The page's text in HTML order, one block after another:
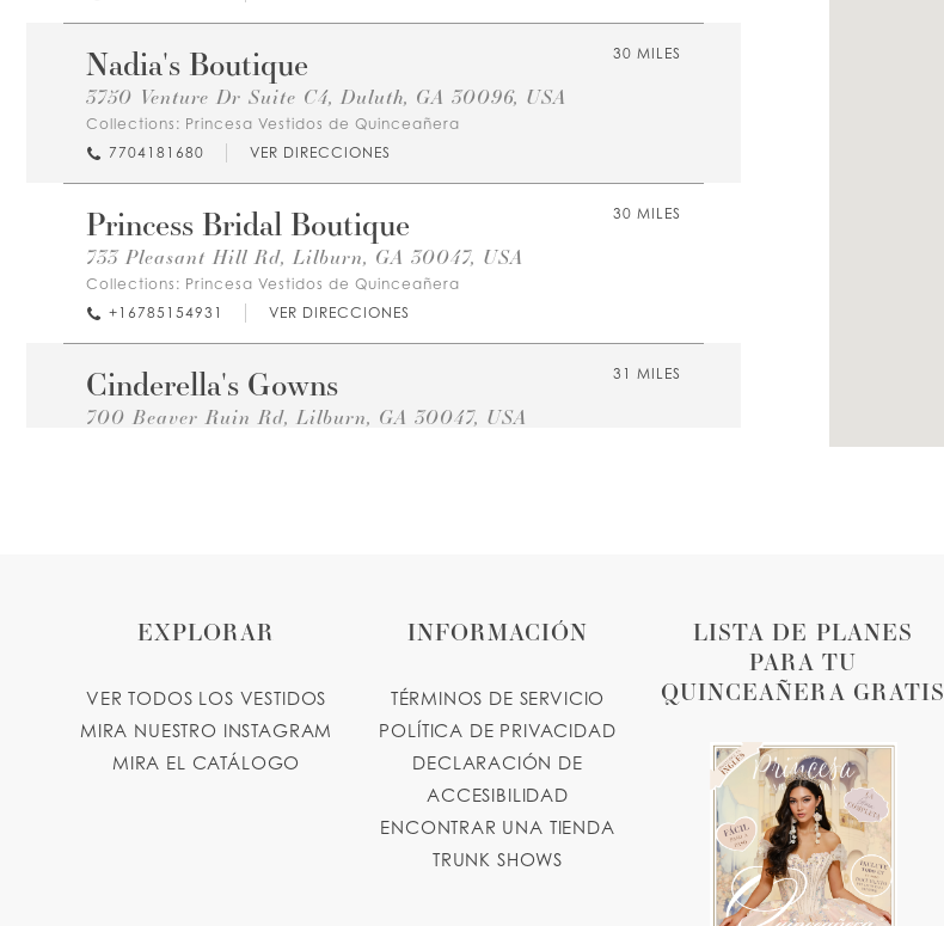
30 MILES
Nadia's Boutique
3750 Venture Dr Suite C4, Duluth, GA 30096, USA
Collections: Princesa Vestidos de Quinceañera
7704181680
VER DIRECCIONES
30 MILES
Princess Bridal Boutique
733 Pleasant Hill Rd, Lilburn, GA 30047, USA
Collections: Princesa Vestidos de Quinceañera
+16785154931
VER DIRECCIONES
31 MILES
Cinderella's Gowns
700 Beaver Ruin Rd, Lilburn, GA 30047, USA
+16788252102
VER DIRECCIONES
40 MILES
Lupe's Boutique
5091 Buford Hwy NE # E, Doraville, GA 30340, USA
Princesa Vestidos de Quinceañera
VER DIRECCIONES
LISTA DE PLANES
PARA TU
QUINCEAÑERA GRATIS
EXPLORAR
VER TODOS LOS VESTIDOS
MIRA NUESTRO INSTAGRAM
MIRA EL CATÁLOGO
INFORMACIÓN
TÉRMINOS DE SERVICIO
POLÍTICA DE PRIVACIDAD
DECLARACIÓN DE
ACCESIBILIDAD
ENCONTRAR UNA TIENDA
TRUNK SHOWS